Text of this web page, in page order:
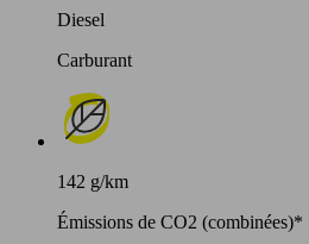
Diesel
Carburant
142 g/km
Émissions de CO2 (combinées)*